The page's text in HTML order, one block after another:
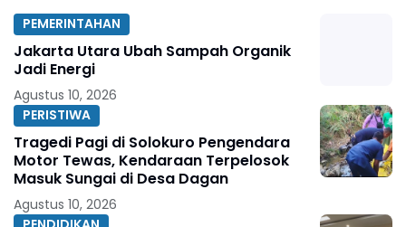
PEMERINTAHAN
Jakarta Utara Ubah Sampah Organik
Jadi Energi
Agustus 10, 2026
PERISTIWA
Tragedi Pagi di Solokuro Pengendara
Motor Tewas, Kendaraan Terpelosok
Masuk Sungai di Desa Dagan
Agustus 10, 2026